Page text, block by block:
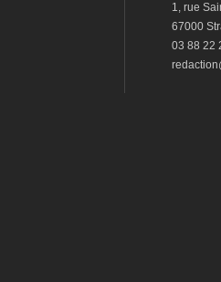
1, rue
67000
03 88 22